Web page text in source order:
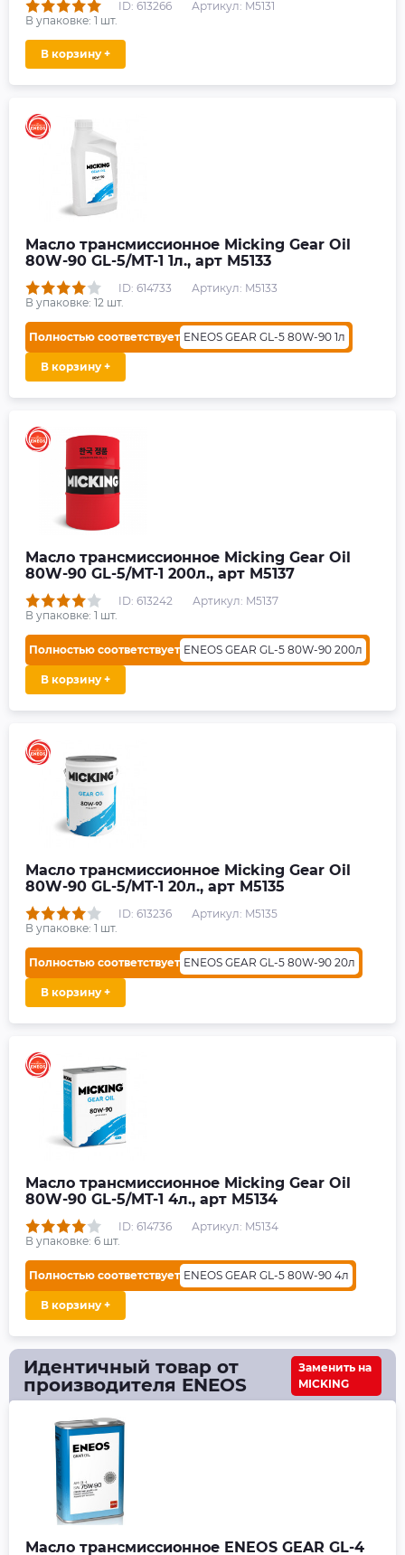
ID: 613266
Артикул: M5131
В упаковке: 1 шт.
В корзину +
Масло трансмиссионное Micking Gear Oil
80W-90 GL-5/MT-1 1л., арт M5133
ID: 614733
Артикул: M5133
В упаковке: 12 шт.
Полностью соответствует ENEOS GEAR GL-5 80W-90 1л
В корзину +
Масло трансмиссионное Micking Gear Oil
80W-90 GL-5/MT-1 200л., арт M5137
ID: 613242
Артикул: M5137
В упаковке: 1 шт.
Полностью соответствует ENEOS GEAR GL-5 80W-90 200л
В корзину +
Масло трансмиссионное Micking Gear Oil
80W-90 GL-5/MT-1 20л., арт M5135
ID: 613236
Артикул: M5135
В упаковке: 1 шт.
Полностью соответствует ENEOS GEAR GL-5 80W-90 20л
В корзину +
Масло трансмиссионное Micking Gear Oil
80W-90 GL-5/MT-1 4л., арт M5134
ID: 614736
Артикул: M5134
В упаковке: 6 шт.
Полностью соответствует ENEOS GEAR GL-5 80W-90 4л
В корзину +
Идентичный товар от
производителя ENEOS
Заменить на
MICKING
Масло трансмиссионное ENEOS GEAR GL-4